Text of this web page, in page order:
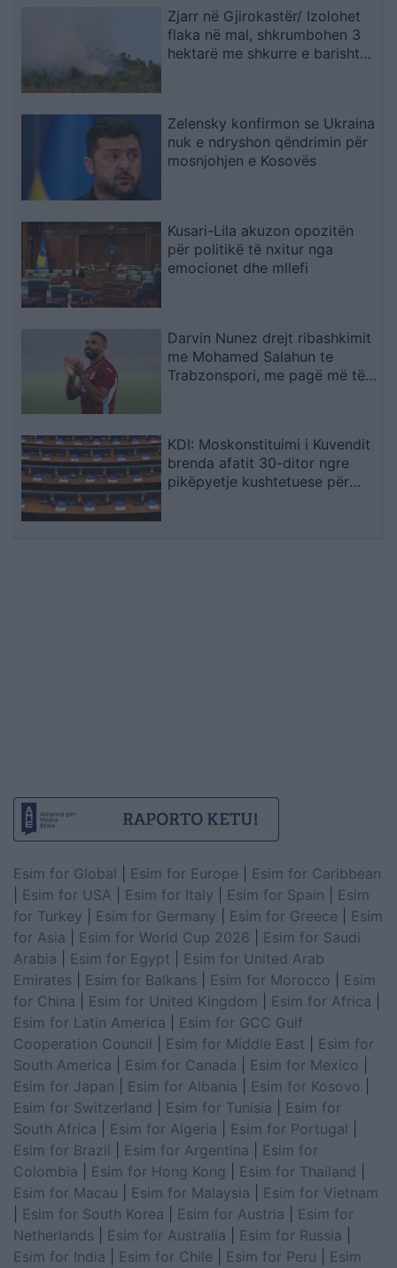
Zjarr në Gjirokastër/ Izolohet
flaka në mal, shkrumbohen 3
hektarë me shkurre e barishte
Zelensky konfirmon se Ukraina
nuk e ndryshon qëndrimin për
mosnjohjen e Kosovës
Kusari-Lila akuzon opozitën
për politikë të nxitur nga
emocionet dhe mllefi
Darvin Nunez drejt ribashkimit
me Mohamed Salahun te
Trabzonspori, me pagë më të
KDI: Moskonstituimi i Kuvendit
brenda afatit 30-ditor ngre
pikëpyetje kushtetuese për
Esim for Global Esim for Europe
Esim for Caribbean
Esim for USA Esim for Italy Esim for Spain
Esim
for Turkey
Esim for Germany Esim for Greece
Esim
for Asia
Esim for World Cup 2026
Esim for Saudi
Arabia
Esim for Egypt
Esim for United Arab
Emirates
Esim for Balkans Esim for Morocco
Esim
for China
Esim for United Kingdom Esim for Africa
Esim for Latin America
Esim for GCC Gulf
Cooperation Council
Esim for Middle East
Esim for
South America
Esim for Canada Esim for Mexico
Esim for Japan
Esim for Albania Esim for Kosovo
Esim for Switzerland
Esim for Tunisia
Esim for
South Africa
Esim for Algeria Esim for Portugal
Esim for Brazil
Esim for Argentina
Esim for
Colombia
Esim for Hong Kong Esim for Thailand
Esim for Macau
Esim for Malaysia
Esim for Vietnam
Esim for South Korea Esim for Austria
Esim for
Netherlands
Esim for Australia Esim for Russia
Esim for India
Esim for Chile Esim for Peru
Esim